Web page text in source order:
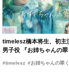
timelesz橋本将生、初主
男子役 『お姉ちゃんの
恋の幕開けを予感
#timelesz #お姉ちゃんの翠